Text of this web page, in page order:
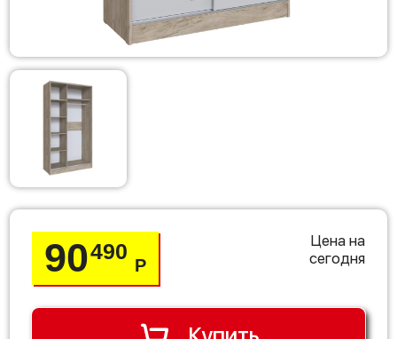
90490
Р
Цена на
сегодня